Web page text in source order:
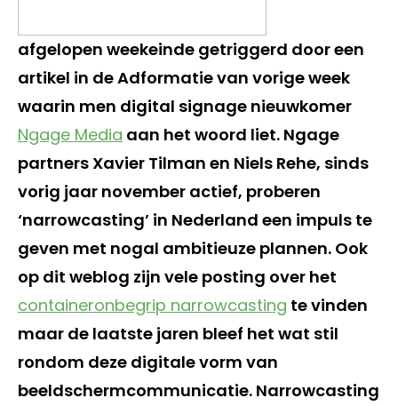
afgelopen weekeinde getriggerd door een
artikel in de Adformatie van vorige week
waarin men digital signage nieuwkomer
Ngage Media aan het woord liet. Ngage
partners Xavier Tilman en Niels Rehe, sinds
vorig jaar november actief, proberen
‘narrowcasting’ in Nederland een impuls te
geven met nogal ambitieuze plannen. Ook
op dit weblog zijn vele posting over het
containeronbegrip narrowcasting te vinden
maar de laatste jaren bleef het wat stil
rondom deze digitale vorm van
beeldschermcommunicatie. Narrowcasting